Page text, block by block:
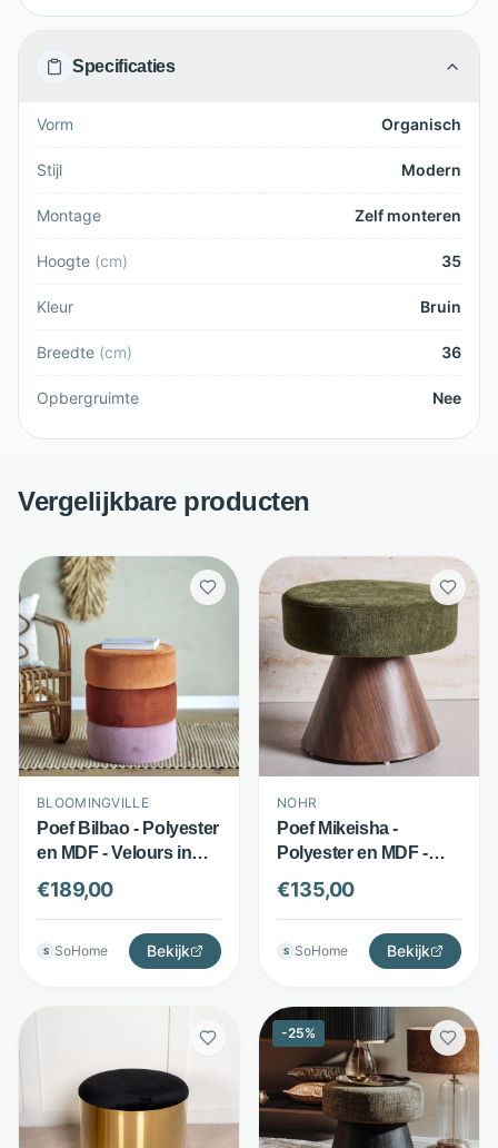
Specificaties
Vorm Organisch
Stijl Modern
Montage Zelf monteren
Hoogte (cm) 35
Kleur Bruin
Breedte (cm) 36
Opbergruimte Nee
Vergelijkbare producten
BLOOMINGVILLE
Poef Bilbao - Polyester
en MDF - Velours in
Warme Tinten - Oranje
- Bloomingville
€189,00
S SoHome Bekijk
NOHR
Poef Mikeisha -
Polyester en MDF -
Ronde vorm 48 cm -
Groen - Nohr
€135,00
S SoHome Bekijk
-25%